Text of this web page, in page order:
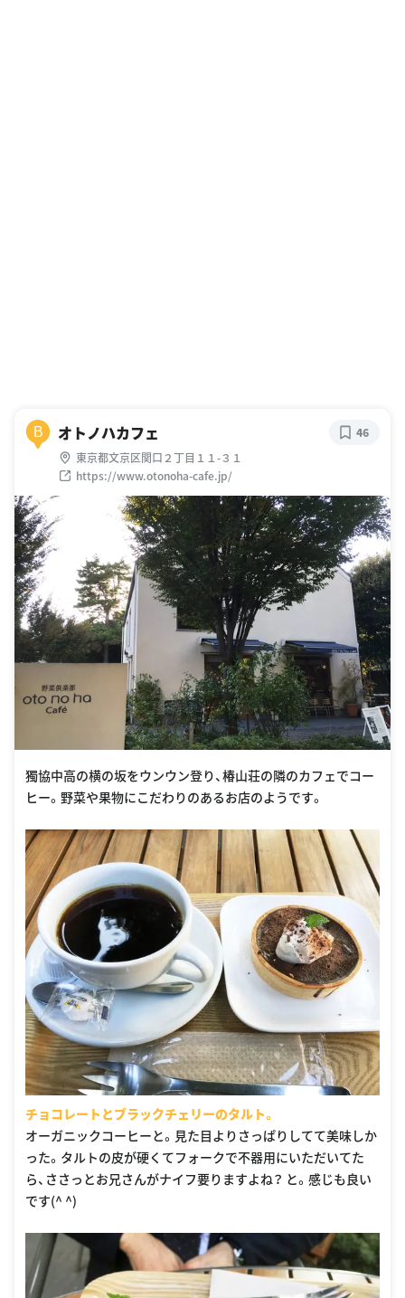
B オトノハカフェ
東京都文京区関口２丁目１１-３１
https://www.otonoha-cafe.jp/
46
獨協中高の横の坂をウンウン登り、椿山荘の隣のカフェでコー
ヒー。野菜や果物にこだわりのあるお店のようです。
チョコレートとブラックチェリーのタルト。
オーガニックコーヒーと。見た目よりさっぱりしてて美味しか
った。タルトの皮が硬くてフォークで不器用にいただいてた
ら、ささっとお兄さんがナイフ要りますよね？ と。感じも良い
です(^ ^)